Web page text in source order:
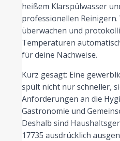
heißem Klarspülwasser
professionellen Reinigern.
überwachen und
Temperaturen
für deine Nachweise.
Kurz gesagt: Eine
spült nicht nur schneller,
Anforderungen an die
Gastronomie und
Deshalb sind
17735 ausdrücklich